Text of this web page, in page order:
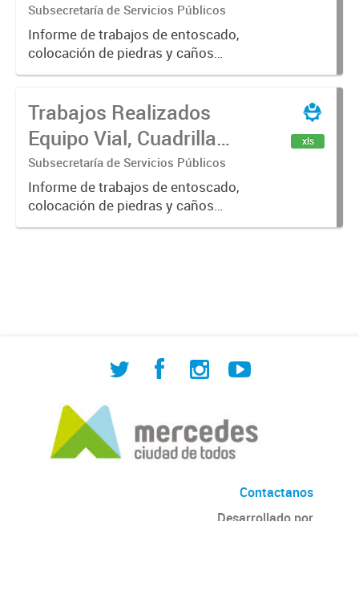
Subsecretaría de Servicios Públicos
Informe de trabajos de entoscado,
colocación de piedras y caños
(zanjeo - cruce de calles) Informe
construcción, colocación de tapa
registro, reparación...
Trabajos Realizados
Equipo Vial, Cuadrilla
Bacheo, Servicio
Eléctrico - Noviembre
2021
Subsecretaría de Servicios Públicos
Informe de trabajos de entoscado,
colocación de piedras y caños
(zanjeo - cruce de calles) Informe
xls
Contactanos
Desarrollado por